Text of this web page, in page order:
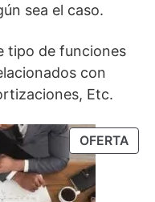
sea el caso.
tipo de funciones
con
Etc.
OFERTA